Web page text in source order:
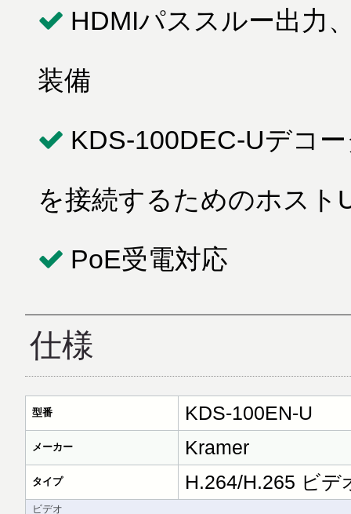
HDMIパススルー出力
装備
KDS-100DEC-Uデコ
を接続するためのホスト
PoE受電対応
仕様
型番 KDS-100EN-U
メーカー Kramer
タイプ H.264/H.265 ビ
ビデオ